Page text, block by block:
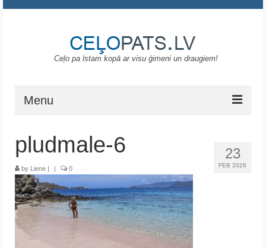
Ceļo pa īstam kopā ar visu ģimeni un draugiem!
Menu
Portugāle
ASV
23
FEB 2026
pludmale-6
by Liene | | 0